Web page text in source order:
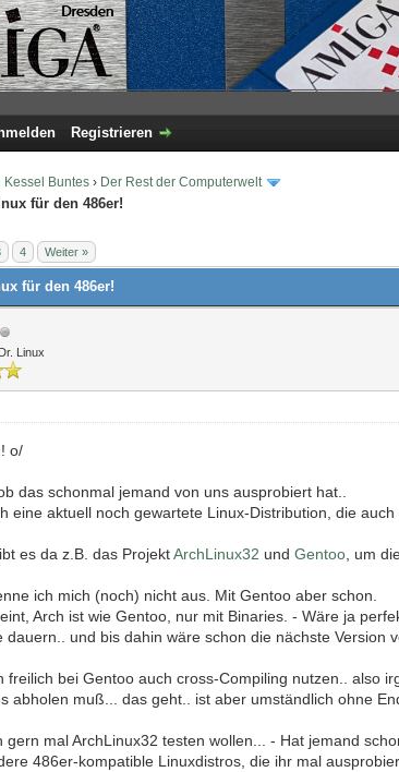
Registrieren
Kessel Buntes › Der Rest der Computerwelt
für den 486er!
4 Weiter »
- 0 im Durchschnitt
für den 486er!
Linux
o/
das schonmal jemand von uns ausprobiert hat..
eine aktuell noch gewartete Linux-Distribution, die
es da z.B. das ProjektArchLinux32 undGentoo , um
ich mich (noch) nicht aus. Mit Gentoo aber schon.
Arch ist wie Gentoo, nur mit Binaries. - Wäre ja
dauern.. und bis dahin wäre schon die nächste
freilich bei Gentoo auch cross-Compiling nutzen.. also
abholen muß... das geht.. ist aber umständlich ohne
gern mal ArchLinux32 testen wollen... - Hat jemand
486er-kompatible Linuxdistros, die ihr mal